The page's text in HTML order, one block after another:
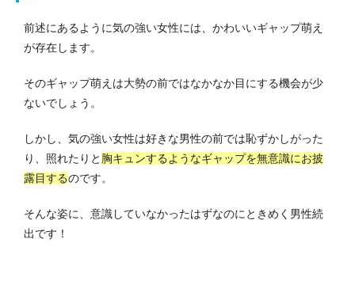
前述にあるように気の強い女性には、かわいいギャップ萌え
が存在します。
そのギャップ萌えは大勢の前ではなかなか目にする機会が少
ないでしょう。
しかし、気の強い女性は好きな男性の前では恥ずかしがった
り、照れたりと 胸キュンするようなギャップを無意識にお披
露目するのです。
そんな姿に、意識していなかったはずなのにときめく男性続
出です！